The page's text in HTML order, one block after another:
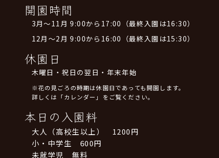
開園時間
3月～11月 9:00から17:00（最終入園は16:30）
12月～2月 9:00から16:00（最終入園は15:30）
休園日
木曜日・祝日の翌日・年末年始
※花の見ごろの時期は休園日であっても開園します。
詳しくは「カレンダー」をご覧ください。
本日の入園料
大人（高校生以上） 1200円
小・中学生 600円
未就学児 無料